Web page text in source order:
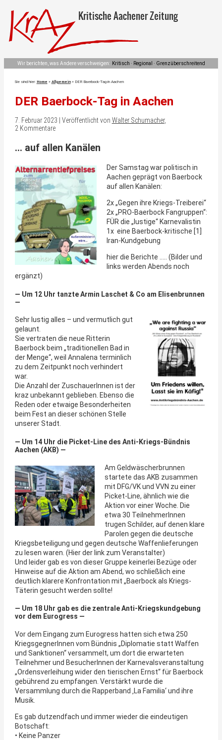
Kritische Aachener Zeitung
Wir berichten, was Andere verschweigen: Kritisch · Regional · Grenzüberschreitend
Sie sind hier: Home » Allgemein» DER Baerbock-Tag in Aachen
DER Baerbock-Tag in Aachen
7. Februar 2023 | Veröffentlicht von Walter Schumacher,
2 Kommentare
… auf allen Kanälen
Der Samstag war politisch in
Aachen geprägt von Baerbock
auf allen Kanälen:
2x „Gegen ihre Kriegs-Treiberei“
2x „PRO-Baerbock Fangruppen“:
FÜR die „lustige“ Karnevalistin
1x eine Baerbock-kritische [1]
Iran-Kundgebung
hier die Berichte ….. (Bilder und
links werden Abends noch
ergänzt)
— Um 12 Uhr tanzte Armin Laschet & Co am Elisenbrunnen
—
Sehr lustig alles – und vermutlich gut
gelaunt.
Sie vertraten die neue Ritterin
Baerbock beim „traditionellen Bad in
der Menge“, weil Annalena terminlich
zu dem Zeitpunkt noch verhindert
war.
Die Anzahl der ZuschauerInnen ist der
kraz unbekannt geblieben. Ebenso die
Reden oder etwaige Besonderheiten
beim Fest an dieser schönen Stelle
unserer Stadt.
— Um 14 Uhr die Picket-Line des Anti-Kriegs-Bündnis
Aachen (AKB) —
Am Geldwäscherbrunnen
startete das AKB zusammen
mit DFG/VK und VVN zu einer
Picket-Line, ähnlich wie die
Aktion vor einer Woche. Die
etwa 30 TeilnehmerInnen
trugen Schilder, auf denen klare
Parolen gegen die deutsche
Kriegsbeteiligung und gegen deutsche Waffenlieferungen
zu lesen waren. (Hier der link zum Veranstalter)
Und leider gab es von dieser Gruppe keinerlei Bezüge oder
Hinweise auf die Aktion am Abend, wo schließlich eine
deutlich klarere Konfrontation mit „Baerbock als Kriegs-
Täterin gesucht werden sollte!
— Um 18 Uhr gab es die zentrale Anti-Kriegskundgebung
vor dem Eurogress —
Vor dem Eingang zum Eurogress hatten sich etwa 250
KriegsgegnerInnen vom Bündnis „Diplomatie statt Waffen
und Sanktionen“ versammelt, um dort die erwarteten
Teilnehmer und BesucherInnen der Karnevalsveranstaltung
„Ordensverleihung wider den tierischen Ernst“ für Baerbock
gebührend zu empfangen. Verstärkt wurde die
Versammlung durch die Rapperband ‚La Familia‘ und ihre
Musik.
Es gab dutzendfach und immer wieder die eindeutigen
Botschaft:
• Keine Panzer